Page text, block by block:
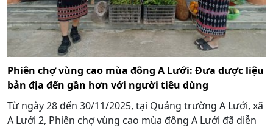
Phiên chợ vùng cao mùa đông A Lưới: Đưa dược liệu
bản địa đến gần hơn với người tiêu dùng
Từ ngày 28 đến 30/11/2025, tại Quảng trường A Lưới, xã
A Lưới 2, Phiên chợ vùng cao mùa đông A Lưới đã diễn